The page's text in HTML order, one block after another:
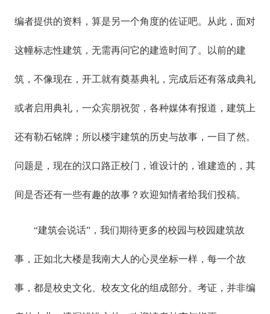
编者提供的资料，算是另一个角度的佐证吧。从此，面对
这幢标志性建筑，无需再问它的建造时间了。以前的建
筑，不像现在，开工就有奠基典礼，完成后还有落成典礼
或者启用典礼，一众宾朋祝贺，各种媒体有报道，建筑上
还有勒石铭牌；所以楼宇建筑的历史与故事，一目了然。
问题是，现在的汉口路正校门，谁设计的，谁建造的，其
间是否还有一些有趣的故事？欢迎知情者给我们投稿。
“建筑会说话”，我们期待更多的校园与校园建筑故
事，正如北大楼是我南大人的心灵坐标一样，每一个故
事，都是校史文化、校友文化的组成部分。考证，并非编